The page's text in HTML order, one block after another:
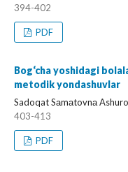
394-402
PDF
Bog‘cha yoshidagi
metodik yondashuvlar
Sadoqat Sаmаtovnа
403-413
PDF